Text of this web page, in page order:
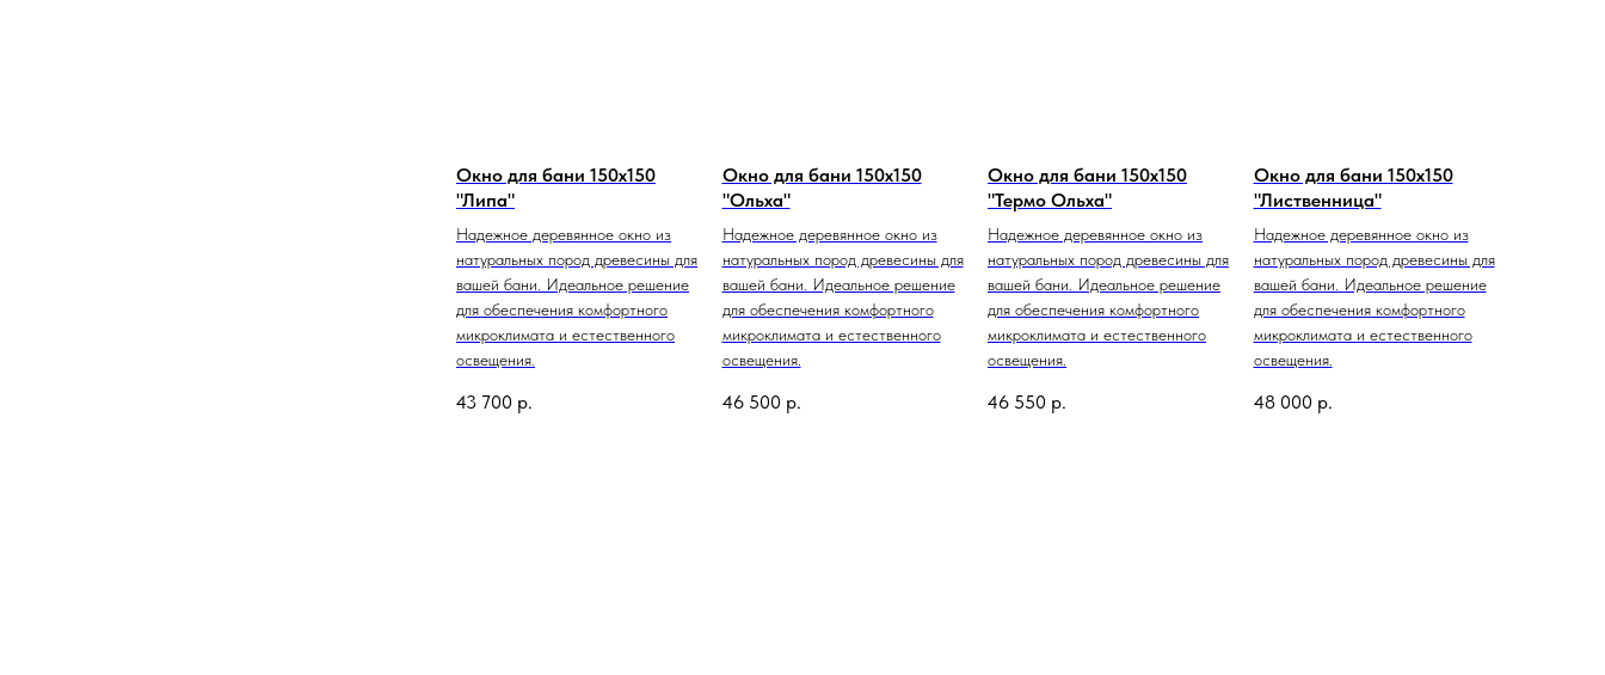
Окно для бани 150х150
"Липа"
Надежное деревянное окно из
натуральных пород древесины для
вашей бани. Идеальное решение
для обеспечения комфортного
микроклимата и естественного
освещения.
43 700 р.
Окно для бани 150х150
"Ольха"
Надежное деревянное окно из
натуральных пород древесины для
вашей бани. Идеальное решение
для обеспечения комфортного
микроклимата и естественного
освещения.
46 500 р.
Окно для бани 150х150
"Термо Ольха"
Надежное деревянное окно из
натуральных пород древесины для
вашей бани. Идеальное решение
для обеспечения комфортного
микроклимата и естественного
освещения.
46 550 р.
Окно для бани 150х150
"Лиственница"
Надежное деревянное окно из
натуральных пород древесины для
вашей бани. Идеальное решение
для обеспечения комфортного
микроклимата и естественного
освещения.
48 000 р.